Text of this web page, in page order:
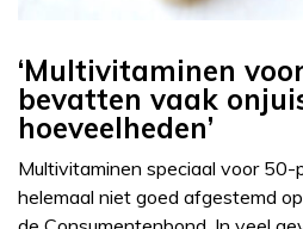
‘Multivitaminen
bevatten vaak
hoeveelheden’
Multivitaminen speciaal voor 50-
helemaal niet goed afgestemd